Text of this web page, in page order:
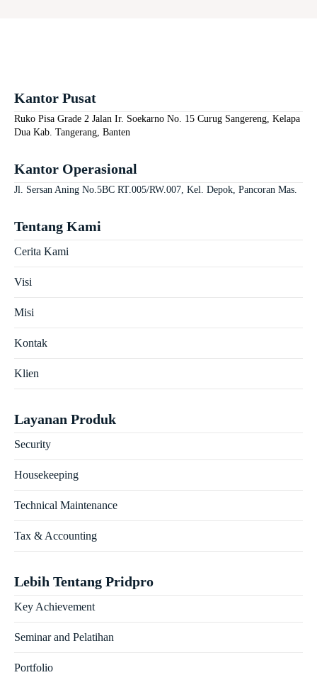
Kantor Pusat
Ruko Pisa Grade 2 Jalan Ir. Soekarno No. 15 Curug Sangereng, Kelapa
Dua Kab. Tangerang, Banten
Kantor Operasional
Jl. Sersan Aning No.5BC RT.005/RW.007, Kel. Depok, Pancoran Mas.
Tentang Kami
Cerita Kami
Visi
Misi
Kontak
Klien
Layanan Produk
Security
Housekeeping
Technical Maintenance
Tax & Accounting
Lebih Tentang Pridpro
Key Achievement
Seminar and Pelatihan
Portfolio